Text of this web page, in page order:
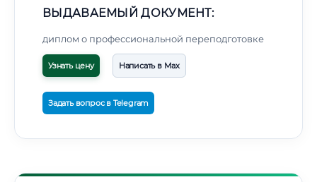
ВЫДАВАЕМЫЙ ДОКУМЕНТ:
диплом о профессиональной переподготовке
Узнать цену Написать в Max
Задать вопрос в Telegram